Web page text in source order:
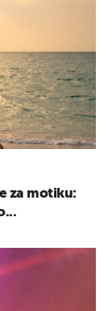
za motiku: